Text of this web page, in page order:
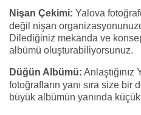
Nişan Çekimi: Yalova
değil nişan
Dilediğiniz mekanda ve
albümü oluşturabiliyorsunuz.
Düğün Albümü: Anlaştığınız
fotoğrafların yanı sıra size bir
büyük albümün yanında